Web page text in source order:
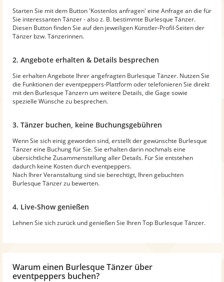
Starten Sie mit dem Button 'Kostenlos anfragen' eine Anfrage an die für
Sie interessanten Tänzer - also z. B. bestimmte Burlesque Tänzer.
Diesen Button finden Sie auf den jeweiligen Künstler-Profil-Seiten der
Tänzer bzw. Tänzerinnen.
2. Angebote erhalten & Details besprechen
Sie erhalten Angebote Ihrer angefragten Burlesque Tänzer. Nutzen Sie
die Funktionen der eventpeppers-Plattform oder telefonieren Sie direkt
mit den Burlesque Tänzern um weitere Details, die Gage sowie
spezielle Wünsche zu besprechen.
3. Tänzer buchen, keine Buchungsgebühren
Wenn Sie sich einig geworden sind, erstellt der gewünschte Burlesque
Tänzer eine Buchung für Sie. Sie erhalten darin nochmals eine
übersichtliche Zusammenstellung aller Details. Für Sie entstehen
dadurch keine Kosten durch eventpeppers.
Nach Ihrer Veranstaltung sind sie berechtigt, Ihren gebuchten
Burlesque Tänzer zu bewerten.
4. Live-Show genießen
Lehnen Sie sich zurück und genießen Sie Ihren Top Burlesque Tänzer.
Warum einen Burlesque Tänzer über
eventpeppers buchen?